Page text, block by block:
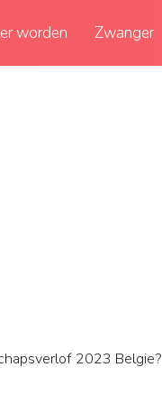
worden Zwanger
2023 Belgie?